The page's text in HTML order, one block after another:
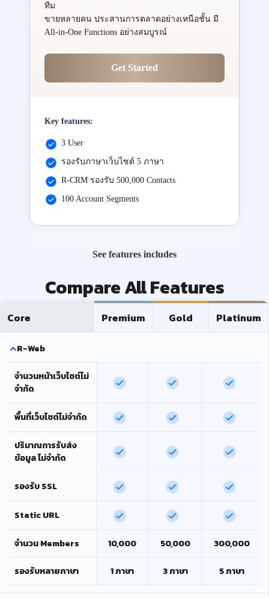
ทีม
ขายหลายคน ประสานการตลาดอย่างเหนือชั้น มี
All-in-One Functions อย่างสมบูรณ์
Get Started
Key features:
3 User
รองรับภาษาเว็บไซต์ 5 ภาษา
R-CRM รองรับ 500,000 Contacts
100 Account Segments
See features includes
Compare All Features
Core Premium Gold Platinum
R-Web
จำนวนหน้าเว็บไซต์ไม่
จำกัด
พื้นที่เว็บไซต์ไม่จำกัด
ปริมาณการรับส่ง
ข้อมูล ไม่จำกัด
รองรับ SSL
Static URL
จำนวน Members 10,000 50,000 300,000
รองรับหลายภาษา 1 ภาษา 3 ภาษา 5 ภาษา